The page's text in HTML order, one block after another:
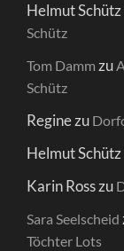
Helmut Schütz
Schütz
Tom Damm zu
Schütz
Reginezu
Helmut Schütz
Karin Rosszu
Sara Seelscheid
Töchter Lots